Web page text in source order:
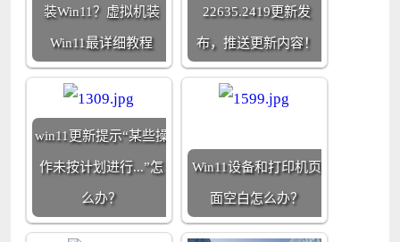
装Win11？虚拟机装
Win11最详细教程
22635.2419更新发
布，推送更新内容！
win11更新提示“某些操
作未按计划进行...”怎
么办？
Win11设备和打印机页
面空白怎么办？